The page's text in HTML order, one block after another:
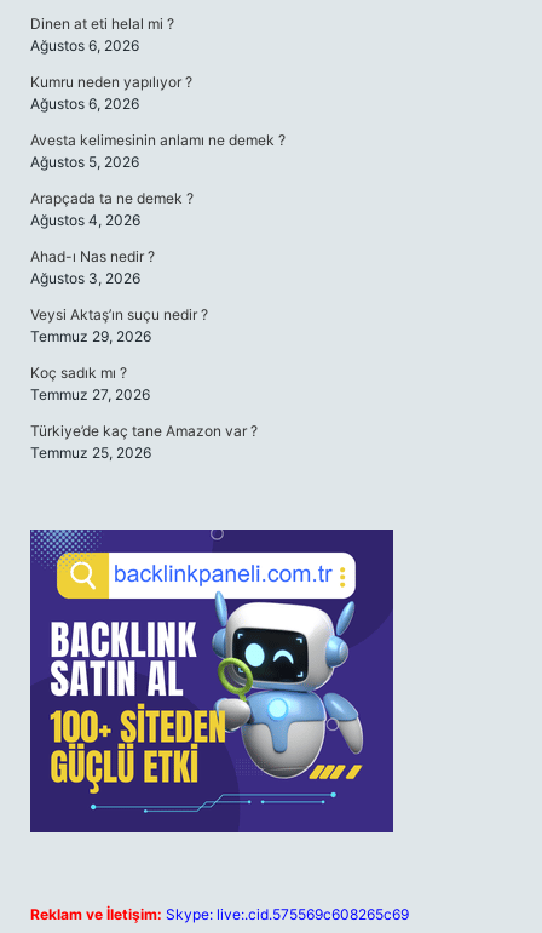
Dinen at eti helal mi ?
Ağustos 6, 2026
Kumru neden yapılıyor ?
Ağustos 6, 2026
Avesta kelimesinin anlamı ne demek ?
Ağustos 5, 2026
Arapçada ta ne demek ?
Ağustos 4, 2026
Ahad-ı Nas nedir ?
Ağustos 3, 2026
Veysi Aktaş’ın suçu nedir ?
Temmuz 29, 2026
Koç sadık mı ?
Temmuz 27, 2026
Türkiye’de kaç tane Amazon var ?
Temmuz 25, 2026
Reklam ve İletişim: Skype: live:.cid.575569c608265c69